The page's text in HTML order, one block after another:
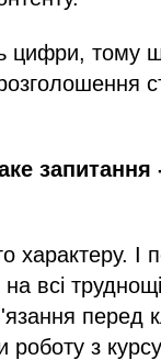
цифри, тому
характеру.
всі
перед
з